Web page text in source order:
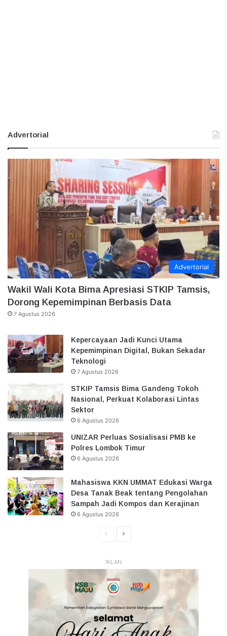
Advertorial
Advertorial
Wakil Wali Kota Bima Apresiasi STKIP Tamsis,
Dorong Kepemimpinan Berbasis Data
7 Agustus 2026
Kepercayaan Jadi Kunci Utama
Kepemimpinan Digital, Bukan Sekadar
Teknologi
7 Agustus 2026
STKIP Tamsis Bima Gandeng Tokoh
Nasional, Perkuat Kolaborasi Lintas
Sektor
6 Agustus 2026
UNIZAR Perluas Sosialisasi PMB ke
Polres Lombok Timur
6 Agustus 2026
Mahasiswa KKN UMMAT Edukasi Warga
Desa Tanak Beak tentang Pengolahan
Sampah Jadi Kompos dan Kerajinan
6 Agustus 2026
HalamanHalaman
IKLAN